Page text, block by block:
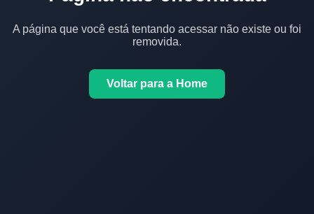
A página que você está tentando acessar não existe ou foi
removida.
Voltar para a Home